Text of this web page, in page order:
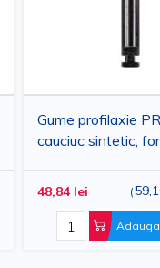
Gume profilaxie
cauciuc sintetic,
48,84 lei (